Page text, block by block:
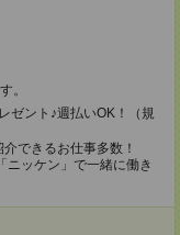
。
ゼント♪週払いOK！（規
できるお仕事多数！
ニッケン」で一緒に働き